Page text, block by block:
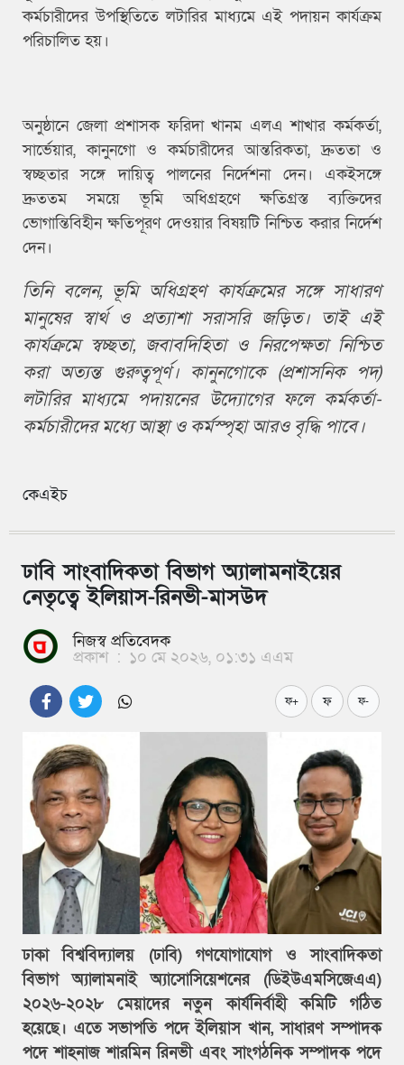
কর্মচারীদের উপস্থিতিতে লটারির মাধ্যমে এই পদায়ন কার্যক্রম
পরিচালিত হয়।
অনুষ্ঠানে জেলা প্রশাসক ফরিদা খানম এলএ শাখার কর্মকর্তা,
সার্ভেয়ার, কানুনগো ও কর্মচারীদের আন্তরিকতা, দ্রুততা ও
স্বচ্ছতার সঙ্গে দায়িত্ব পালনের নির্দেশনা দেন। একইসঙ্গে
দ্রুততম সময়ে ভূমি অধিগ্রহণে ক্ষতিগ্রস্ত ব্যক্তিদের
ভোগান্তিবিহীন ক্ষতিপূরণ দেওয়ার বিষয়টি নিশ্চিত করার নির্দেশ
দেন।
তিনি বলেন, ভূমি অধিগ্রহণ কার্যক্রমের সঙ্গে সাধারণ
মানুষের স্বার্থ ও প্রত্যাশা সরাসরি জড়িত। তাই এই
কার্যক্রমে স্বচ্ছতা, জবাবদিহিতা ও নিরপেক্ষতা নিশ্চিত
করা অত্যন্ত গুরুত্বপূর্ণ। কানুনগোকে (প্রশাসনিক পদ)
লটারির মাধ্যমে পদায়নের উদ্যোগের ফলে কর্মকর্তা-
কর্মচারীদের মধ্যে আস্থা ও কর্মস্পৃহা আরও বৃদ্ধি পাবে।
কেএইচ
ঢাবি সাংবাদিকতা বিভাগ অ্যালামনাইয়ের
নেতৃত্বে ইলিয়াস-রিনভী-মাসউদ
নিজস্ব প্রতিবেদক
প্রকাশ : ১০ মে ২০২৬, ০১:৩১ এএম
ফ+ ফ ফ-
ঢাকা বিশ্ববিদ্যালয় (ঢাবি) গণযোগাযোগ ও সাংবাদিকতা
বিভাগ অ্যালামনাই অ্যাসোসিয়েশনের (ডিইউএমসিজেএএ)
২০২৬-২০২৮ মেয়াদের নতুন কার্যনির্বাহী কমিটি গঠিত
হয়েছে। এতে সভাপতি পদে ইলিয়াস খান, সাধারণ সম্পাদক
পদে শাহনাজ শারমিন রিনভী এবং সাংগঠনিক সম্পাদক পদে